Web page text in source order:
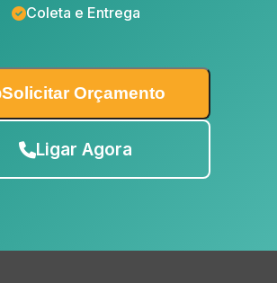
Coleta e Entrega
Solicitar Orçamento
Ligar Agora